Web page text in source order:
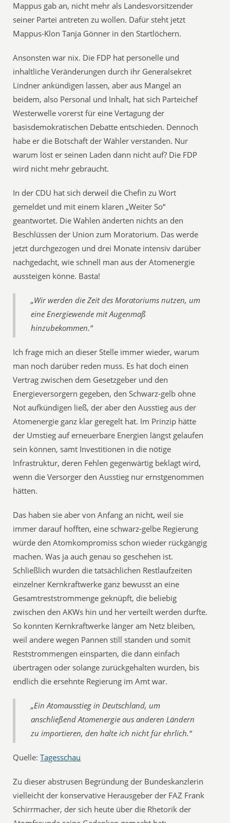
Mappus gab an, nicht mehr als Landesvorsitzender
seiner Partei antreten zu wollen. Dafür steht jetzt
Mappus-Klon Tanja Gönner in den Startlöchern.
Ansonsten war nix. Die FDP hat personelle und
inhaltliche Veränderungen durch ihr Generalsekret
Lindner ankündigen lassen, aber aus Mangel an
beidem, also Personal und Inhalt, hat sich Parteichef
Westerwelle vorerst für eine Vertagung der
basisdemokratischen Debatte entschieden. Dennoch
habe er die Botschaft der Wähler verstanden. Nur
warum löst er seinen Laden dann nicht auf? Die FDP
wird nicht mehr gebraucht.
In der CDU hat sich derweil die Chefin zu Wort
gemeldet und mit einem klaren „Weiter So“
geantwortet. Die Wahlen änderten nichts an den
Beschlüssen der Union zum Moratorium. Das werde
jetzt durchgezogen und drei Monate intensiv darüber
nachgedacht, wie schnell man aus der Atomenergie
aussteigen könne. Basta!
„Wir werden die Zeit des Moratoriums nutzen, um
eine Energiewende mit Augenmaß
hinzubekommen.“
Ich frage mich an dieser Stelle immer wieder, warum
man noch darüber reden muss. Es hat doch einen
Vertrag zwischen dem Gesetzgeber und den
Energieversorgern gegeben, den Schwarz-gelb ohne
Not aufkündigen ließ, der aber den Ausstieg aus der
Atomenergie ganz klar geregelt hat. Im Prinzip hätte
der Umstieg auf erneuerbare Energien längst gelaufen
sein können, samt Investitionen in die nötige
Infrastruktur, deren Fehlen gegenwärtig beklagt wird,
wenn die Versorger den Ausstieg nur ernstgenommen
hätten.
Das haben sie aber von Anfang an nicht, weil sie
immer darauf hofften, eine schwarz-gelbe Regierung
würde den Atomkompromiss schon wieder rückgängig
machen. Was ja auch genau so geschehen ist.
Schließlich wurden die tatsächlichen Restlaufzeiten
einzelner Kernkraftwerke ganz bewusst an eine
Gesamtreststrommenge geknüpft, die beliebig
zwischen den AKWs hin und her verteilt werden durfte.
So konnten Kernkraftwerke länger am Netz bleiben,
weil andere wegen Pannen still standen und somit
Reststrommengen einsparten, die dann einfach
übertragen oder solange zurückgehalten wurden, bis
endlich die ersehnte Regierung im Amt war.
„Ein Atomausstieg in Deutschland, um
anschließend Atomenergie aus anderen Ländern
zu importieren, den halte ich nicht für ehrlich.“
Quelle:Tagesschau
Zu dieser abstrusen Begründung der Bundeskanzlerin
vielleicht der konservative Herausgeber der FAZ Frank
Schirrmacher, der sich heute über die Rhetorik der